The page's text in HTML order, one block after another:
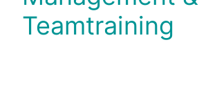
Teamtraining